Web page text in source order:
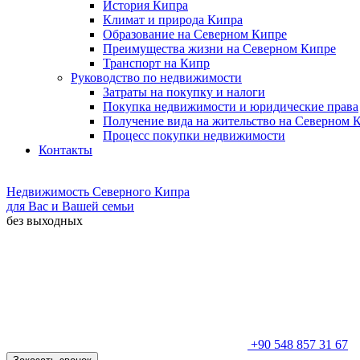
История Кипра
Климат и природа Кипра
Образование на Северном Кипре
Преимущества жизни на Северном Кипре
Транспорт на Кипр
Руководство по недвижимости
Затраты на покупку и налоги
Покупка недвижимости и юридические права
Получение вида на жительство на Северном
Процесс покупки недвижимости
Контакты
Недвижимость Северного Кипра
для Вас и Вашей семьи
без выходных
+90 548 857 31 67